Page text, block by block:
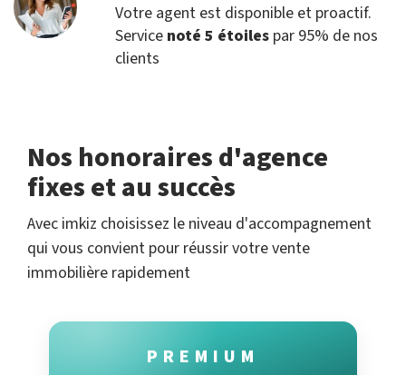
Votre agent est disponible et proactif.
Service noté 5 étoiles par 95% de nos
clients
Nos honoraires d'agence
fixes et au succès
Avec imkiz choisissez le niveau d'accompagnement
qui vous convient pour réussir votre vente
immobilière rapidement
PREMIUM